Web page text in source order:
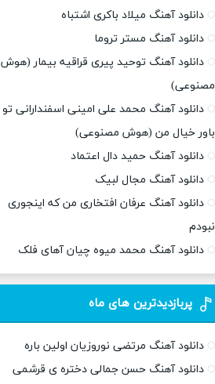
دانلود آهنگ میلاد باکری اشتباه
دانلود آهنگ مستر تروما
دانلود آهنگ توحید پیری قراقیه بیمار (هوش
مصنوعی)
دانلود آهنگ محمد علی امینی اسفندارانی تو
باور خیال من (هوش مصنوعی)
دانلود آهنگ حمید دال اعتماد
دانلود آهنگ مجال لبیک
دانلود آهنگ عرفان افتخاری من که اینجوری
نبودم
دانلود آهنگ محمد میوه چیان آهای فلک
پربازدیدترین های ماه
دانلود آهنگ مرتضی نوروزیان اولین باره
دانلود آهنگ حسن جمالی دختره ی قرشمی